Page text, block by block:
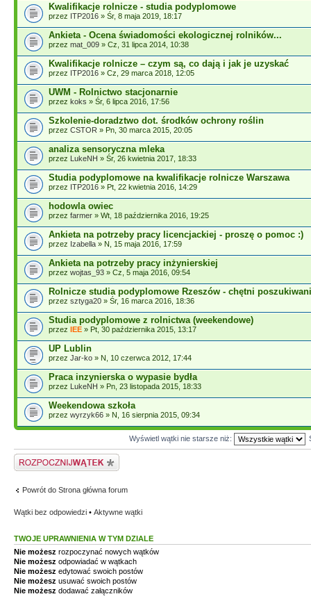
Kwalifikacje rolnicze - studia podyplomowe
przez ITP2016 » Śr, 8 maja 2019, 18:17
Ankieta - Ocena świadomości ekologicznej rolników...
przez mat_009 » Cz, 31 lipca 2014, 10:38
Kwalifikacje rolnicze – czym są, co dają i jak je uzyskać
przez ITP2016 » Cz, 29 marca 2018, 12:05
UWM - Rolnictwo stacjonarnie
przez koks » Śr, 6 lipca 2016, 17:56
Szkolenie-doradztwo dot. środków ochrony roślin
przez CSTOR » Pn, 30 marca 2015, 20:05
analiza sensoryczna mleka
przez LukeNH » Śr, 26 kwietnia 2017, 18:33
Studia podyplomowe na kwalifikacje rolnicze Warszawa
przez ITP2016 » Pt, 22 kwietnia 2016, 14:29
hodowla owiec
przez farmer » Wt, 18 października 2016, 19:25
Ankieta na potrzeby pracy licencjackiej - proszę o pomoc :)
przez Izabella » N, 15 maja 2016, 17:59
Ankieta na potrzeby pracy inżynierskiej
przez wojtas_93 » Cz, 5 maja 2016, 09:54
Rolnicze studia podyplomowe Rzeszów - chętni poszukiwani
przez sztyga20 » Śr, 16 marca 2016, 18:36
Studia podyplomowe z rolnictwa (weekendowe)
przez IEE » Pt, 30 października 2015, 13:17
UP Lublin
przez Jar-ko » N, 10 czerwca 2012, 17:44
Praca inzynierska o wypasie bydła
przez LukeNH » Pn, 23 listopada 2015, 18:33
Weekendowa szkoła
przez wyrzyk66 » N, 16 sierpnia 2015, 09:34
Wyświetl wątki nie starsze niż:
Napisz wątek
Powrót do Strona główna forum
Wątki bez odpowiedzi • Aktywne wątki
TWOJE UPRAWNIENIA W TYM DZIALE
Nie możesz rozpoczynać nowych wątków
Nie możesz odpowiadać w wątkach
Nie możesz edytować swoich postów
Nie możesz usuwać swoich postów
Nie możesz dodawać załączników